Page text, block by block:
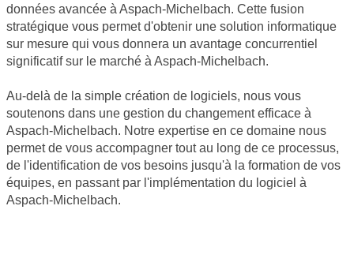
données avancée à Aspach-Michelbach. Cette fusion
stratégique vous permet d'obtenir une solution informatique
sur mesure qui vous donnera un avantage concurrentiel
significatif sur le marché à Aspach-Michelbach.
Au-delà de la simple création de logiciels, nous vous
soutenons dans une gestion du changement efficace à
Aspach-Michelbach. Notre expertise en ce domaine nous
permet de vous accompagner tout au long de ce processus,
de l'identification de vos besoins jusqu'à la formation de vos
équipes, en passant par l'implémentation du logiciel à
Aspach-Michelbach.